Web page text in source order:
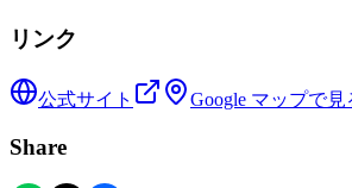
リンク
公式サイト Google マップで見
Share